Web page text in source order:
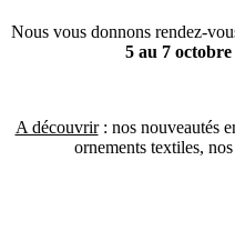
Nous vous donnons rendez-
5 au 7 octobre
A découvrir: nos nouveautés
ornements textiles,